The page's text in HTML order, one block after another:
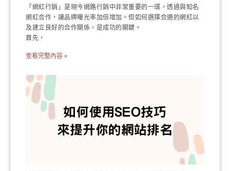
「網紅行銷」是現今網路行銷中非常重要的一環，透過與知名
網紅合作，讓品牌曝光率加倍增加。但如何選擇合適的網紅以
及建立良好的合作關係，是成功的關鍵。
首先，
查看完整內容 »